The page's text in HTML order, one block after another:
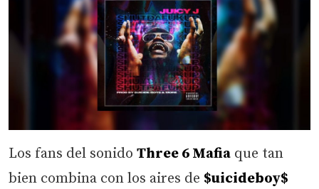
Los fans del sonido Three 6 Mafia que tan
bien combina con los aires de $uicideboy$